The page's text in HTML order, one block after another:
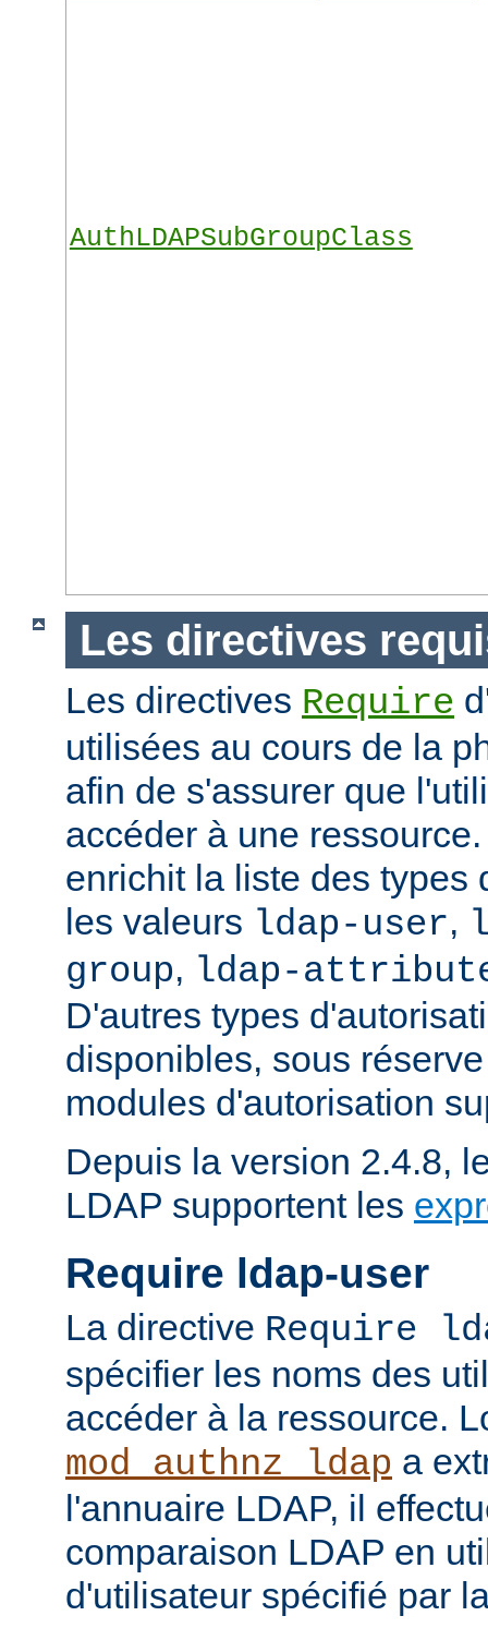
AuthLDAPSubGroupClass
Les directives
Les directives Require
utilisées au cours de la
afin de s'assurer que
accéder à une
enrichit la liste des types
les valeurs ldap-user,
group, ldap-
D'autres types
disponibles, sous
modules d'autorisation
Depuis la version 2.4.8,
LDAP supportent les
Require ldap-user
La directive Require
spécifier les noms des
accéder à la ressource.
mod_authnz_ldap a
l'annuaire LDAP, il
comparaison LDAP en
d'utilisateur spécifié par